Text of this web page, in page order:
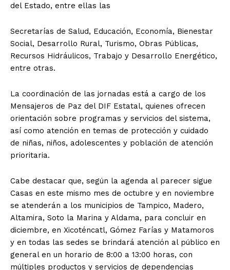
del Estado, entre ellas las
Secretarías de Salud, Educación, Economía, Bienestar
Social, Desarrollo Rural, Turismo, Obras Públicas,
Recursos Hidráulicos, Trabajo y Desarrollo Energético,
entre otras.
La coordinación de las jornadas está a cargo de los
Mensajeros de Paz del DIF Estatal, quienes ofrecen
orientación sobre programas y servicios del sistema,
así como atención en temas de protección y cuidado
de niñas, niños, adolescentes y población de atención
prioritaria.
Cabe destacar que, según la agenda al parecer sigue
Casas en este mismo mes de octubre y en noviembre
se atenderán a los municipios de Tampico, Madero,
Altamira, Soto la Marina y Aldama, para concluir en
diciembre, en Xicoténcatl, Gómez Farías y Matamoros
y en todas las sedes se brindará atención al público en
general en un horario de 8:00 a 13:00 horas, con
múltiples productos y servicios de dependencias